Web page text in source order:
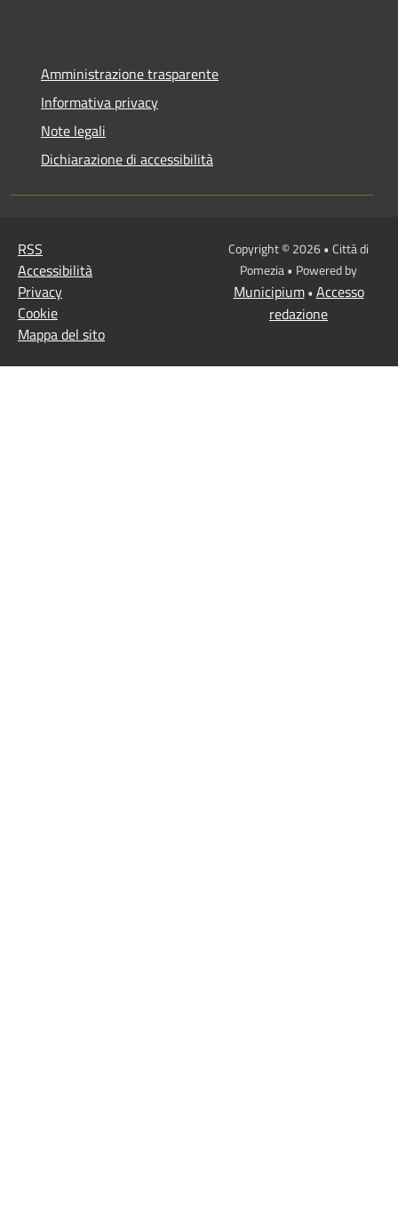
Amministrazione trasparente
Informativa privacy
Note legali
Dichiarazione di accessibilità
RSS
Accessibilità
Privacy
Cookie
Mappa del sito
Copyright © 2026 • Città di
Pomezia • Powered by
Municipium• Accesso
redazione